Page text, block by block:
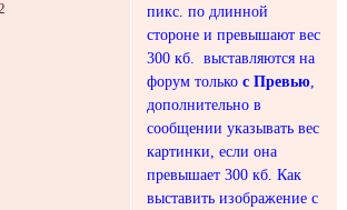
пикс. по длинной
стороне и превышают вес
300 кб. выставляются на
форум толькос Превью
дополнительно в
сообщении указывать вес
картинки, если она
превышает 300 кб. Как
выставить изображение с